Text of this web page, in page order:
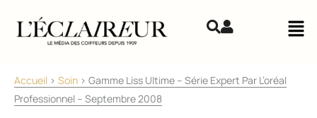
Accueil > Soin > Gamme Liss Ultime – Série Expert Par L’oréal
Professionnel – Septembre 2008